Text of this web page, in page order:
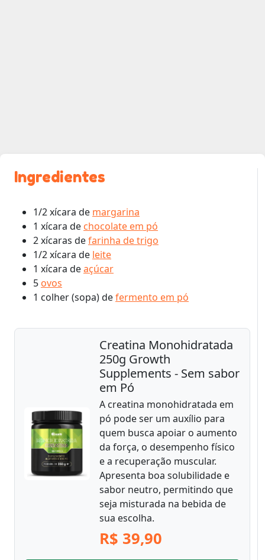
Ingredientes
1/2 xícara de margarina
1 xícara de chocolate em pó
2 xícaras defarinha de trigo
1/2 xícara de leite
1 xícara deaçúcar
5 ovos
1 colher (sopa) defermento em pó
Creatina Monohidratada
250g Growth
Supplements - Sem sabor
em Pó
A creatina monohidratada em
pó pode ser um auxílio para
quem busca apoiar o aumento
da força, o desempenho físico
e a recuperação muscular.
Apresenta boa solubilidade e
sabor neutro, permitindo que
seja misturada na bebida de
sua escolha.
R$ 39,90